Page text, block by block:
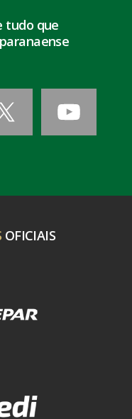
tudo que
OFICIAIS